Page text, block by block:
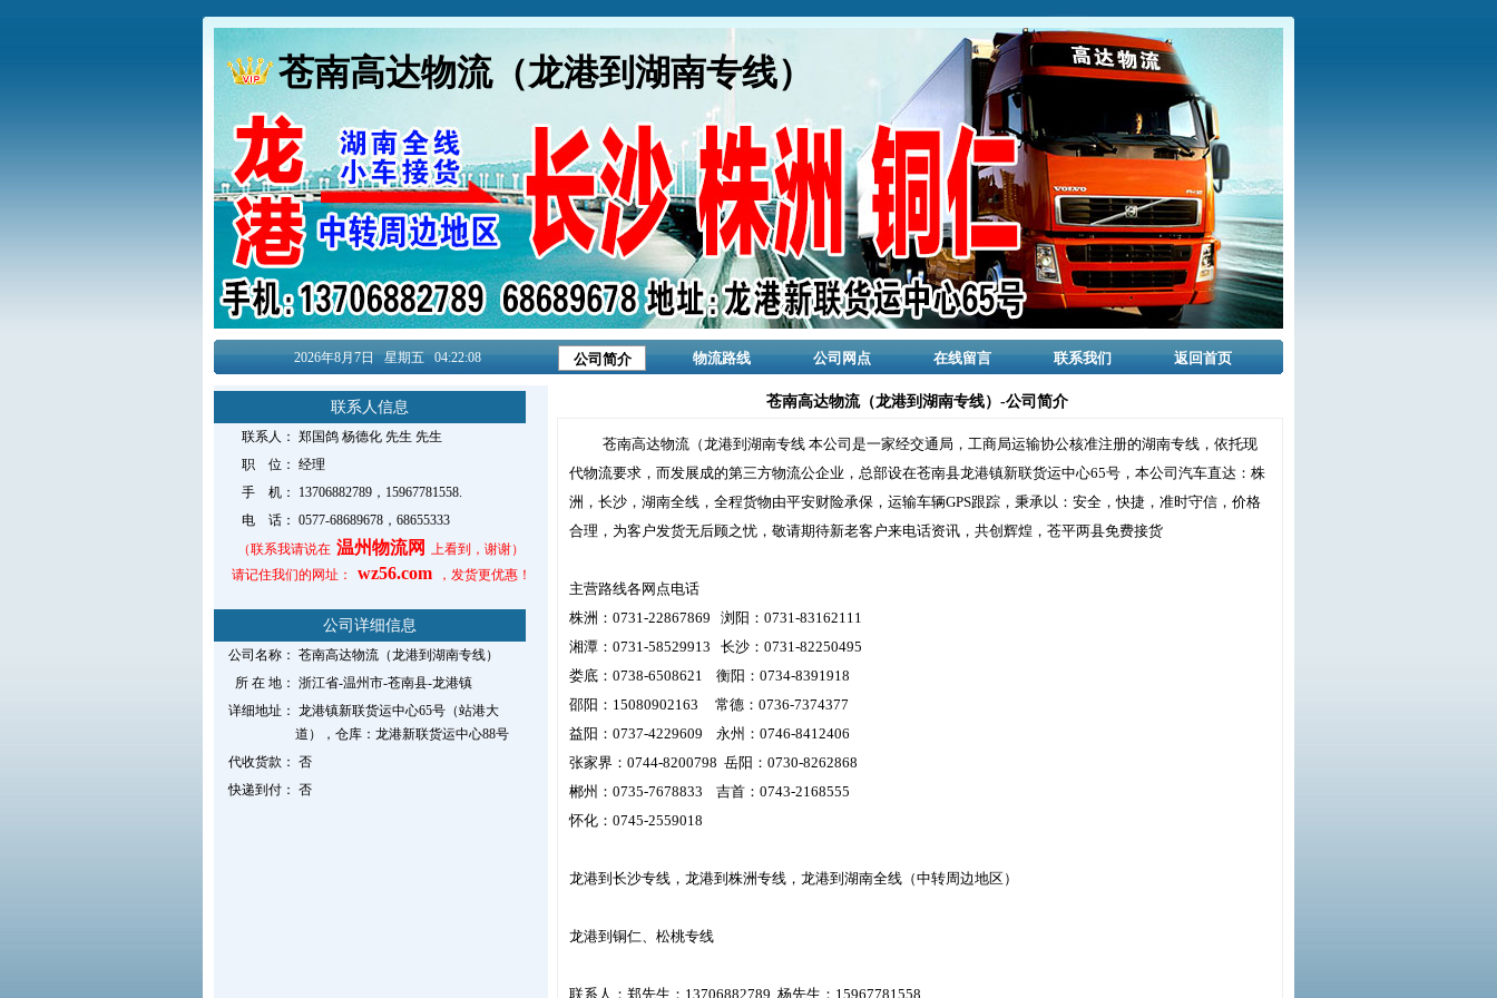
苍南高达物流（龙港到湖南专线）
2026年8月7日 星期五 04:22:09 公司简介 物流路线 公司网点 在线留言 联系我们 返回首页
联系人信息
联系人： 郑国鸽 杨德化 先生 先生
职 位： 经理
手 机：
13706882789，15967781558.
电 话： 0577-68689678，68655333
（联系我请说在 温州物流网 上看到，谢谢）
请记住我们的网址：
wz56.com ，发货更优惠！
公司详细信息
公司名称： 苍南高达物流（龙港到湖南专线）
所 在 地： 浙江省-温州市-苍南县-龙港镇
详细地址： 龙港镇新联货运中心65号（站港大
道），仓库：龙港新联货运中心88号
代收货款： 否
快递到付： 否
苍南高达物流（龙港到湖南专线）-公司简介
苍南高达物流（龙港到湖南专线 本公司是一家经交通局，工商局运输协公核准注册的湖南专线，依托现
代物流要求，而发展成的第三方物流公企业，总部设在苍南县龙港镇新联货运中心65号，本公司汽车直达：株
洲，长沙，湖南全线，全程货物由平安财险承保，运输车辆GPS跟踪，秉承以：安全，快捷，准时守信，价格
合理，为客户发货无后顾之忧，敬请期待新老客户来电话资讯，共创辉煌，苍平两县免费接货
主营路线各网点电话
株洲：0731-22867869 浏阳：0731-83162111
湘潭：0731-58529913 长沙：0731-82250495
娄底：0738-6508621 衡阳：0734-8391918
邵阳：15080902163 常德：0736-7374377
益阳：0737-4229609 永州：0746-8412406
张家界：0744-8200798 岳阳：0730-8262868
郴州：0735-7678833 吉首：0743-2168555
怀化：0745-2559018
龙港到长沙专线，龙港到株洲专线，龙港到湖南全线（中转周边地区）
龙港到铜仁、松桃专线
联系人：郑先生：13706882789 杨先生：15967781558